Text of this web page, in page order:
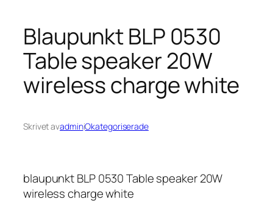
Blaupunkt BLP 0530
Table speaker 20W
wireless charge white
Skrivet avadminiOkategoriserade
blaupunkt BLP 0530 Table speaker 20W
wireless charge white